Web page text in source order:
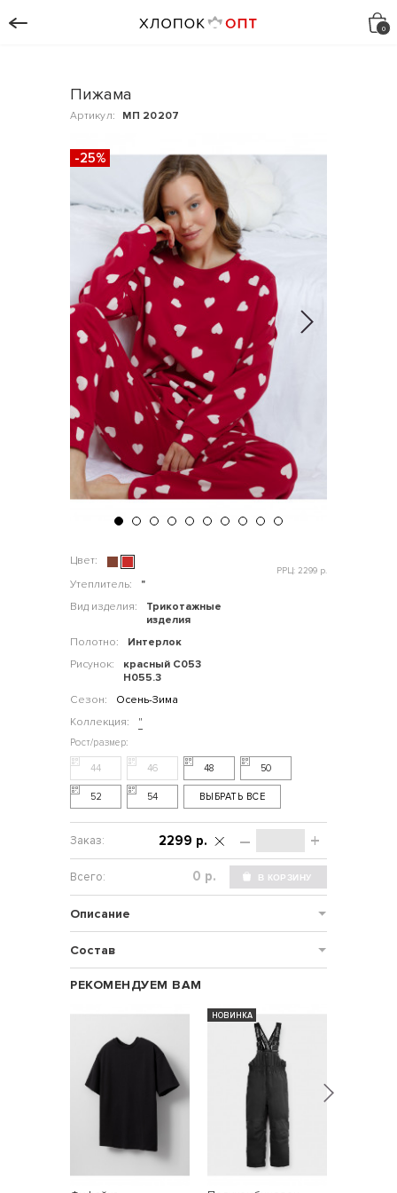
Пижама
Артикул: МП 20207
-25%
Цвет:
Утеплитель:
"
Вид изделия:
Трикотажные
изделия
Полотно:
Интерлок
Рисунок:
красный С053
Н055.3
Сезон:
Осень-Зима
Коллекция:
"
РРЦ: 2299 р.
44 46 48 50
52 54 ВЫБРАТЬ ВСЕ
– +
2299 р.
р.
Описание
Состав
РЕКОМЕНДУЕМ ВАМ
НОВИНКА